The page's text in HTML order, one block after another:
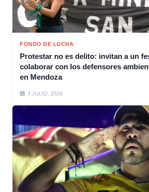
FONDO DE LUCHA
Protestar no es delito: invitan a un
colaborar con los defensores
en Mendoza
3 JULIO, 2026